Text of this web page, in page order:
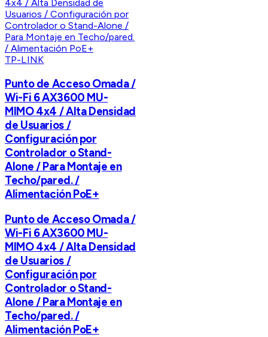
TP-LINK
Punto de Acceso Omada /
Wi-Fi 6 AX3600 MU-
MIMO 4x4 / Alta Densidad
de Usuarios /
Configuración por
Controlador o Stand-
Alone / Para Montaje en
Techo/pared. /
Alimentación PoE+
Punto de Acceso Omada /
Wi-Fi 6 AX3600 MU-
MIMO 4x4 / Alta Densidad
de Usuarios /
Configuración por
Controlador o Stand-
Alone / Para Montaje en
Techo/pared. /
Alimentación PoE+